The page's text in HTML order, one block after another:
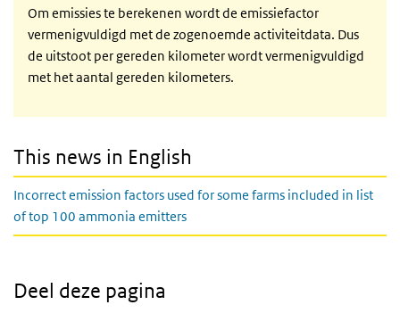
Om emissies te berekenen wordt de emissiefactor
vermenigvuldigd met de zogenoemde activiteitdata. Dus
de uitstoot per gereden kilometer wordt vermenigvuldigd
met het aantal gereden kilometers.
This news in English
Incorrect emission factors used for some farms included in list
of top 100 ammonia emitters
Deel deze pagina